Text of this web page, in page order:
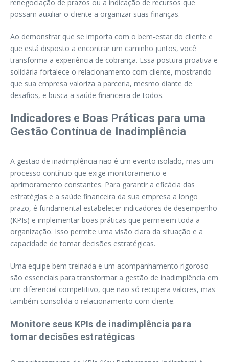
renegociação de prazos ou a indicação de recursos que
possam auxiliar o cliente a organizar suas finanças.
Ao demonstrar que se importa com o bem-estar do cliente e
que está disposto a encontrar um caminho juntos, você
transforma a experiência de cobrança. Essa postura proativa e
solidária fortalece o relacionamento com cliente, mostrando
que sua empresa valoriza a parceria, mesmo diante de
desafios, e busca a saúde financeira de todos.
Indicadores e Boas Práticas para uma
Gestão Contínua de Inadimplência
A gestão de inadimplência não é um evento isolado, mas um
processo contínuo que exige monitoramento e
aprimoramento constantes. Para garantir a eficácia das
estratégias e a saúde financeira da sua empresa a longo
prazo, é fundamental estabelecer indicadores de desempenho
(KPIs) e implementar boas práticas que permeiem toda a
organização. Isso permite uma visão clara da situação e a
capacidade de tomar decisões estratégicas.
Uma equipe bem treinada e um acompanhamento rigoroso
são essenciais para transformar a gestão de inadimplência em
um diferencial competitivo, que não só recupera valores, mas
também consolida o relacionamento com cliente.
Monitore seus KPIs de inadimplência para
tomar decisões estratégicas